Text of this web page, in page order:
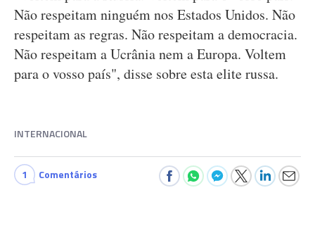
Não respeitam ninguém nos Estados Unidos. Não
respeitam as regras. Não respeitam a democracia.
Não respeitam a Ucrânia nem a Europa. Voltem
para o vosso país", disse sobre esta elite russa.
INTERNACIONAL
1 Comentários